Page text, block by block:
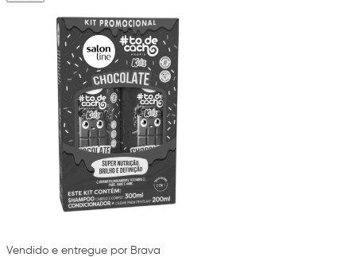
Vendido e entregue por Brava